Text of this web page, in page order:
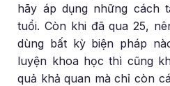
hãy áp dụng những cách
tuổi. Còn khi đã qua 25,
dùng bất kỳ biện pháp
luyện khoa học thì cũng
quả khả quan mà chỉ còn